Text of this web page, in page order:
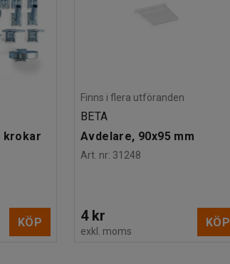
krokar
KÖP
Finns i flera utföranden
BETA
Avdelare, 90x95 mm
Art. nr: 31248
4 kr
exkl. moms
KÖP